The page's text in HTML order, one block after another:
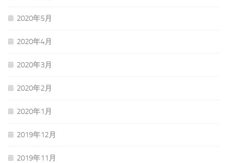
2020年5月
2020年4月
2020年3月
2020年2月
2020年1月
2019年12月
2019年11月